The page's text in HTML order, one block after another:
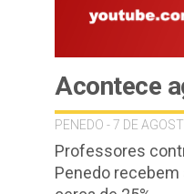
Acontece
PENEDO - 7 DE
Professores
Penedo recebem